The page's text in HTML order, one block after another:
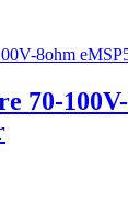
70-